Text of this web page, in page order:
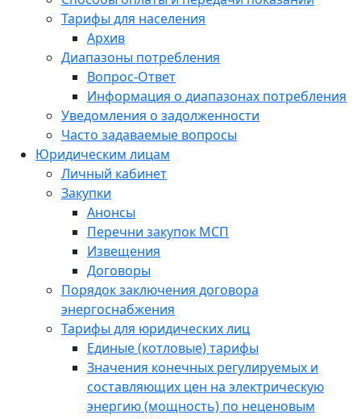
Тарифы для населения
Архив
Диапазоны потребления
Вопрос-Ответ
Информация о диапазонах потребления
Уведомления о задолженности
Часто задаваемые вопросы
Юридическим лицам
Личный кабинет
Закупки
Анонсы
Перечни закупок МСП
Извещения
Договоры
Порядок заключения договора
энергоснабжения
Тарифы для юридических лиц
Единые (котловые) тарифы
Значения конечных регулируемых и
составляющих цен на электрическую
энергию (мощность) по неценовым